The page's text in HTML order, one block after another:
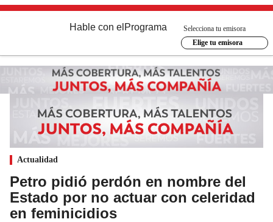
Hable con el Programa
Selecciona tu emisora
Elige tu emisora
Actualidad
Petro pidió perdón en nombre del
Estado por no actuar con celeridad
en feminicidios